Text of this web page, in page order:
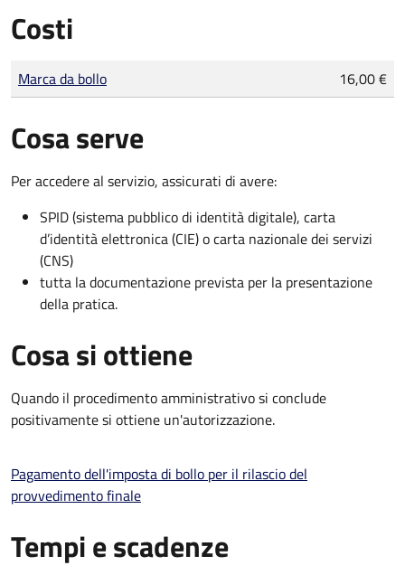
Costi
Tipo di pagamento
Importo
Marca da bollo 16,00 €
Cosa serve
Per accedere al servizio, assicurati di avere:
SPID (sistema pubblico di identità digitale), carta
d’identità elettronica (CIE) o carta nazionale dei servizi
(CNS)
tutta la documentazione prevista per la presentazione
della pratica.
Cosa si ottiene
Quando il procedimento amministrativo si conclude
positivamente si ottiene un'autorizzazione.
Pagamento dell'imposta di bollo per il rilascio del
provvedimento finale
Tempi e scadenze